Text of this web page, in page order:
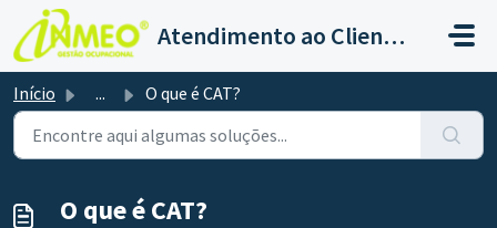
Ir para o conteúdo principal
Atendimento ao Cliente - Gestão SST
Início ... O que é CAT?
O que é CAT?